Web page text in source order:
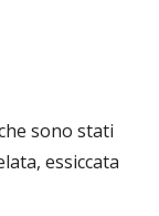
sono stati
essiccata